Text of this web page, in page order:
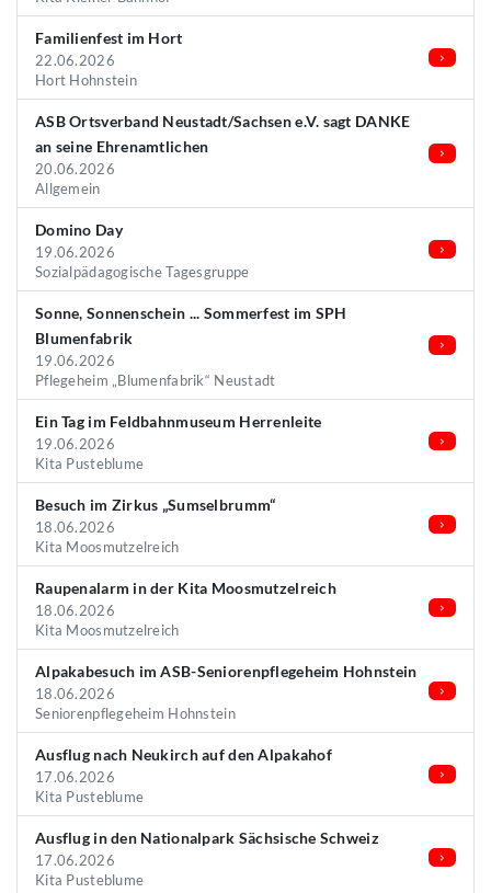
Familienfest im Hort
22.06.2026
Hort Hohnstein
ASB Ortsverband Neustadt/Sachsen e.V. sagt DANKE
an seine Ehrenamtlichen
20.06.2026
Allgemein
Domino Day
19.06.2026
Sozialpädagogische Tagesgruppe
Sonne, Sonnenschein ... Sommerfest im SPH
Blumenfabrik
19.06.2026
Pflegeheim „Blumenfabrik“ Neustadt
Ein Tag im Feldbahnmuseum Herrenleite
19.06.2026
Kita Pusteblume
Besuch im Zirkus „Sumselbrumm“
18.06.2026
Kita Moosmutzelreich
Raupenalarm in der Kita Moosmutzelreich
18.06.2026
Kita Moosmutzelreich
Alpakabesuch im ASB-Seniorenpflegeheim Hohnstein
18.06.2026
Seniorenpflegeheim Hohnstein
Ausflug nach Neukirch auf den Alpakahof
17.06.2026
Kita Pusteblume
Ausflug in den Nationalpark Sächsische Schweiz
17.06.2026
Kita Pusteblume